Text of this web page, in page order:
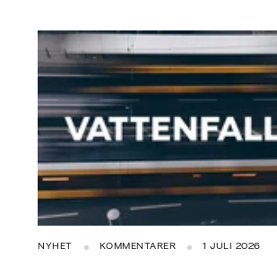
NYHET KOMMENTARER 1 JULI 2026